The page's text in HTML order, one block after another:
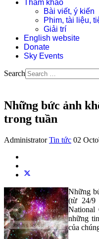
Tham khảo
Bài viết, ý kiến
Phim, tài liệu,
Giải trí
English website
Donate
Sky Events
Search
Những bức ảnh
trong tuần
Administrator Tin tức 02
Những
(từ 24/9
National
những
của